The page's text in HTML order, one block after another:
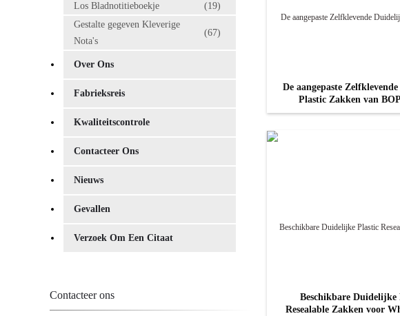
Los Bladnotitieboekje
(19)
Gestalte gegeven Kleverige
Nota's
(67)
Over Ons
Fabrieksreis
Kwaliteitscontrole
Contacteer Ons
Nieuws
Gevallen
Verzoek Om Een Citaat
Contacteer ons
De aangepaste
Plastic Zakken van
Verpakking
Beschikbare Duidelijke
Resealable Zakken voor